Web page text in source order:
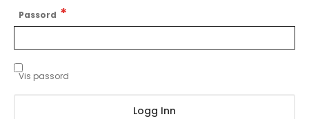
Passord
Vis passord
Logg Inn